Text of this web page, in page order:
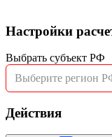
Настройки
Выбрать субъект РФ
Выберите регион
Действия